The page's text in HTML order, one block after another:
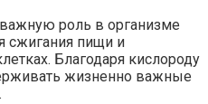
роль в организме
сжигания пищи и
Благодаря кислороду
жизненно важные